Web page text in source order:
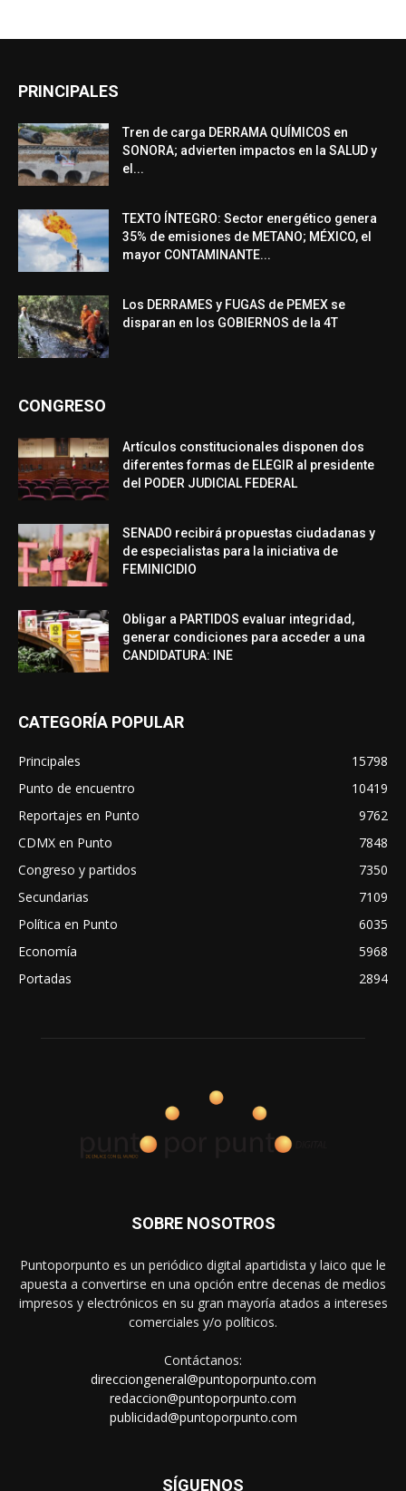
PRINCIPALES
Tren de carga DERRAMA QUÍMICOS en
SONORA; advierten impactos en la SALUD y
el...
TEXTO ÍNTEGRO: Sector energético genera
35% de emisiones de METANO; MÉXICO, el
mayor CONTAMINANTE...
Los DERRAMES y FUGAS de PEMEX se
disparan en los GOBIERNOS de la 4T
CONGRESO
Artículos constitucionales disponen dos
diferentes formas de ELEGIR al presidente
del PODER JUDICIAL FEDERAL
SENADO recibirá propuestas ciudadanas y
de especialistas para la iniciativa de
FEMINICIDIO
Obligar a PARTIDOS evaluar integridad,
generar condiciones para acceder a una
CANDIDATURA: INE
CATEGORÍA POPULAR
Principales
15798
Punto de encuentro
10419
Reportajes en Punto
9762
CDMX en Punto
7848
Congreso y partidos
7350
Secundarias
7109
Política en Punto
6035
Economía
5968
Portadas
2894
SOBRE NOSOTROS
Puntoporpunto es un periódico digital apartidista y laico que le
apuesta a convertirse en una opción entre decenas de medios
impresos y electrónicos en su gran mayoría atados a intereses
comerciales y/o políticos.
Contáctanos:
direcciongeneral@puntoporpunto.com
redaccion@puntoporpunto.com
publicidad@puntoporpunto.com
SÍGUENOS